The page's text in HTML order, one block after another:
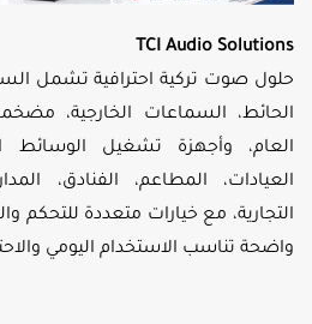
TCI Audio Solutions
حلول صوت تركية احترافية تشمل
الحائط، السماعات الخارجية،
العام، وأجهزة تشغيل الوسائط
العيادات، المطاعم، الفنادق،
التجارية، مع خيارات متعددة للتحكم
واضحة تناسب الاستخدام اليومي